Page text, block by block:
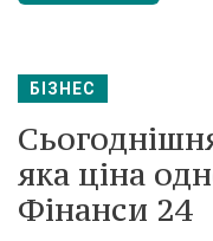
БІЗНЕС
яка ціна
Фінанси 24